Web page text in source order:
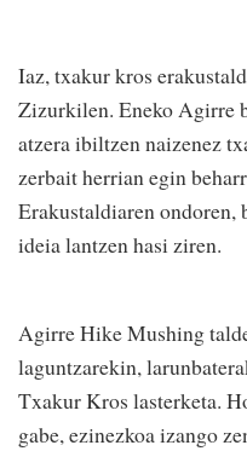
Iaz, txakur kros
Zizurkilen. Eneko Agirre
atzera ibiltzen naizenez
zerbait herrian egin
Erakustaldiaren ondoren,
ideia lantzen hasi ziren.
Agirre Hike Mushing
laguntzarekin,
Txakur Kros lasterketa.
gabe, ezinezkoa izango